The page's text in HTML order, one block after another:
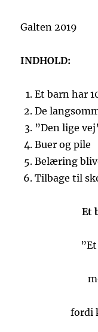
Galten 2019
INDHOLD:
Et barn har
De
”Den lige
Buer og pile
Belæring
Tilbage til
Et
fordi